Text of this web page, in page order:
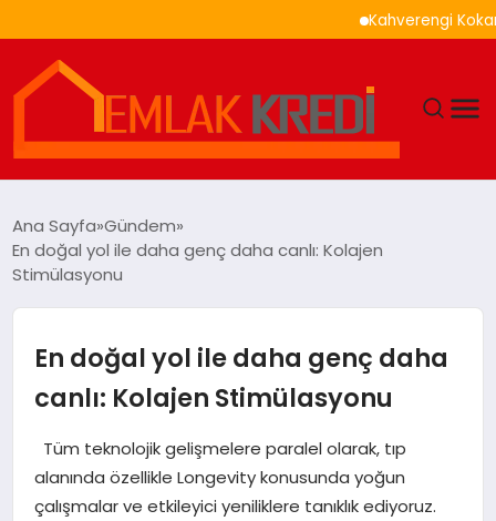
Kahverengi Kokarca
EKONOMI
MAGAZIN
SAĞLIK
Ana Sayfa Gündem
En doğal yol ile daha genç daha canlı: Kolajen
Stimülasyonu
En doğal yol ile daha genç daha
canlı: Kolajen Stimülasyonu
Tüm teknolojik gelişmelere paralel olarak, tıp
alanında özellikle Longevity konusunda yoğun
çalışmalar ve etkileyici yeniliklere tanıklık ediyoruz.